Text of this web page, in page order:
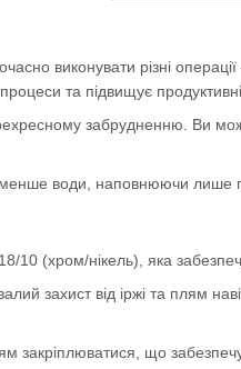
виконувати різні
та підвищує
забрудненню. Ви
води, наповнюючи лише
(хром/нікель), яка
захист від іржі та плям
закріплюватися, що